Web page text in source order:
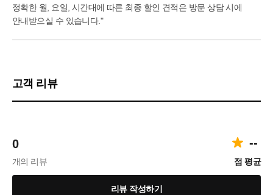
정확한 월, 요일, 시간대에 따른 최종 할인 견적은 방문 상담 시에
안내받으실 수 있습니다."
고객 리뷰
0
개의 리뷰
--
점 평균
리뷰 작성하기